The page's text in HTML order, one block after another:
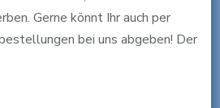
Gerne könnt Ihr auch per
bei uns abgeben! Der